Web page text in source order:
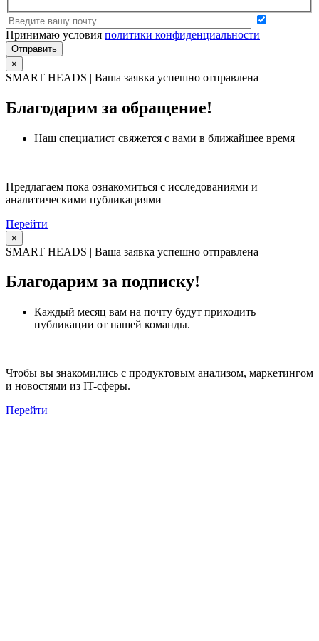
Принимаю условия политики конфиденциальности
×
SMART HEADS | Ваша заявка успешно отправлена
Благодарим за обращение!
Наш специалист свяжется с вами в ближайшее время
Предлагаем пока ознакомиться с исследованиями и
аналитическими публикациями
Перейти
×
SMART HEADS | Ваша заявка успешно отправлена
Благодарим за подписку!
Каждый месяц вам на почту будут приходить
публикации от нашей команды.
Чтобы вы знакомились с продуктовым анализом, маркетингом
и новостями из IT-сферы.
Перейти